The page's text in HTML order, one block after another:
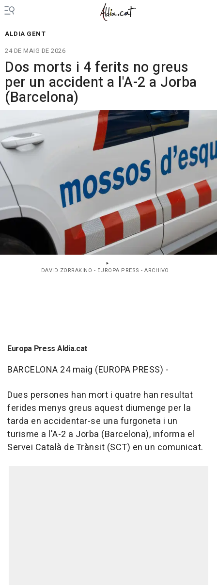
ALDIA GENT
24 DE MAIG DE 2026
Dos morts i 4 ferits no greus
per un accident a l'A-2 a Jorba
(Barcelona)
DAVID ZORRAKINO - EUROPA PRESS - ARCHIVO
Europa Press Aldia.cat
BARCELONA 24 maig (EUROPA PRESS) -
Dues persones han mort i quatre han resultat
ferides menys greus aquest diumenge per la
tarda en accidentar-se una furgoneta i un
turisme a l'A-2 a Jorba (Barcelona), informa el
Servei Català de Trànsit (SCT) en un comunicat.